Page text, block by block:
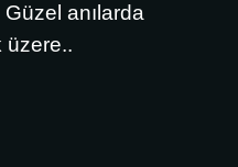
anılarda
üzere..